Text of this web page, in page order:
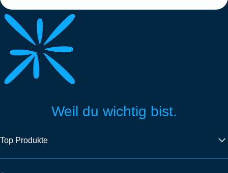
Weil du wichtig bist.
Top Produkte